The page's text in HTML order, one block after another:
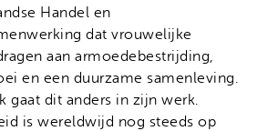
Handel en
dat vrouwelijke
aan armoedebestrijding,
en een duurzame samenleving.
gaat dit anders in zijn werk.
is wereldwijd nog steeds op